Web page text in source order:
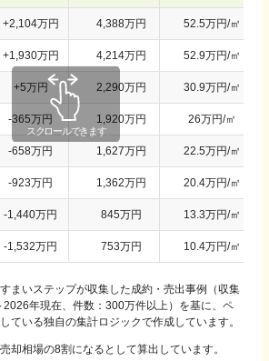
+2,104万円 4,388万円 52.5万円/㎡
+1,930万円 4,214万円 52.9万円/㎡
+5万円 2,290万円 30.9万円/㎡
-365万円 1,920万円 26万円/㎡
-658万円 1,627万円 22.5万円/㎡
-923万円 1,362万円 20.4万円/㎡
-1,440万円 845万円 13.3万円/㎡
-1,532万円 753万円 10.4万円/㎡
まいステップが収集した成約・売出事例（収集
年現在、件数：300万件以上）を基に、ペ
ている独自の集計ロジックで作成しています。
却相場の8割になるとして算出しています。